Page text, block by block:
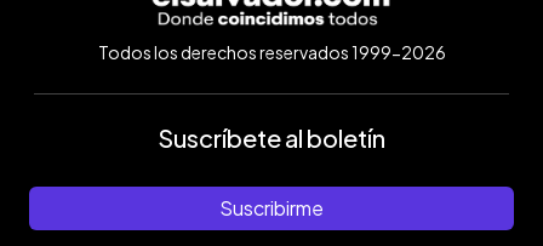
Todos los derechos reservados 1999-2026
Suscríbete al boletín
Suscribirme